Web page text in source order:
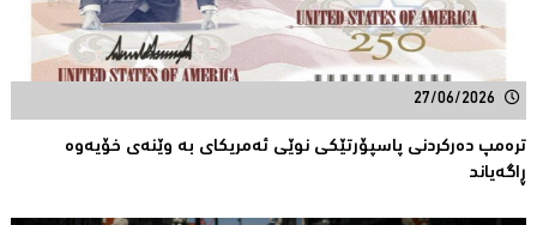
27/06/2026
ترەمپ دەركردنی پاسپۆرتێكی نوێی ئەمریكاى بە وێنەی خۆیەوە
ڕاگەیاند